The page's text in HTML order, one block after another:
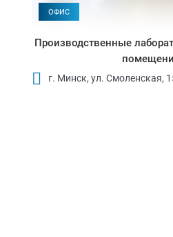
ОФИС
Производственные
г. Минск, ул. Смоленская,